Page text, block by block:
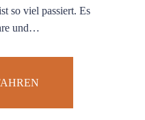
so viel passiert. Es
und…